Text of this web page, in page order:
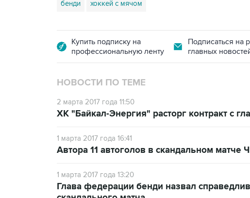
бенди хоккей с мячом
Купить подписку на
профессиональную ленту
Подписаться на
главных
НОВОСТИ ПО ТЕМЕ
2 марта 2017 года 11:50
ХК "Байкал-Энергия" расторг контракт с
1 марта 2017 года 16:41
Автора 11 автоголов в скандальном матче
1 марта 2017 года 13:20
Глава федерации бенди назвал